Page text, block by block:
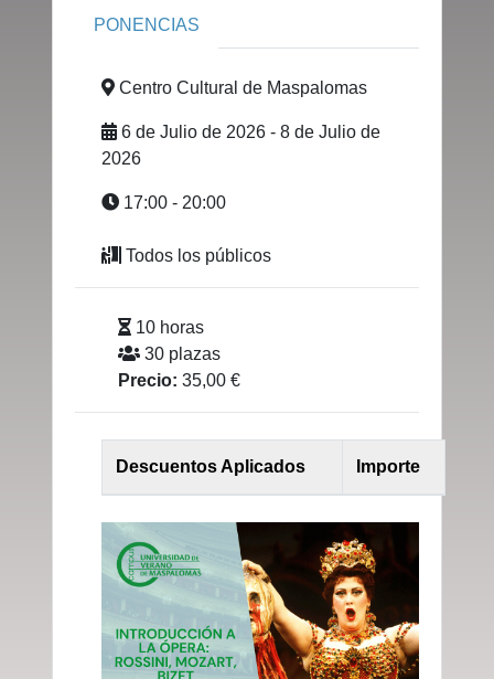
PONENCIAS
Centro Cultural de Maspalomas
6 de Julio de 2026 - 8 de Julio de
2026
17:00 - 20:00
Todos los públicos
10 horas
30 plazas
Precio: 35,00 €
Descuentos Aplicados Importe